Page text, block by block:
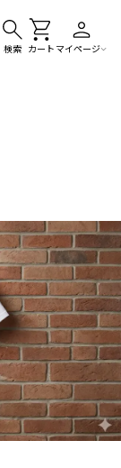
検索 カート マイページ